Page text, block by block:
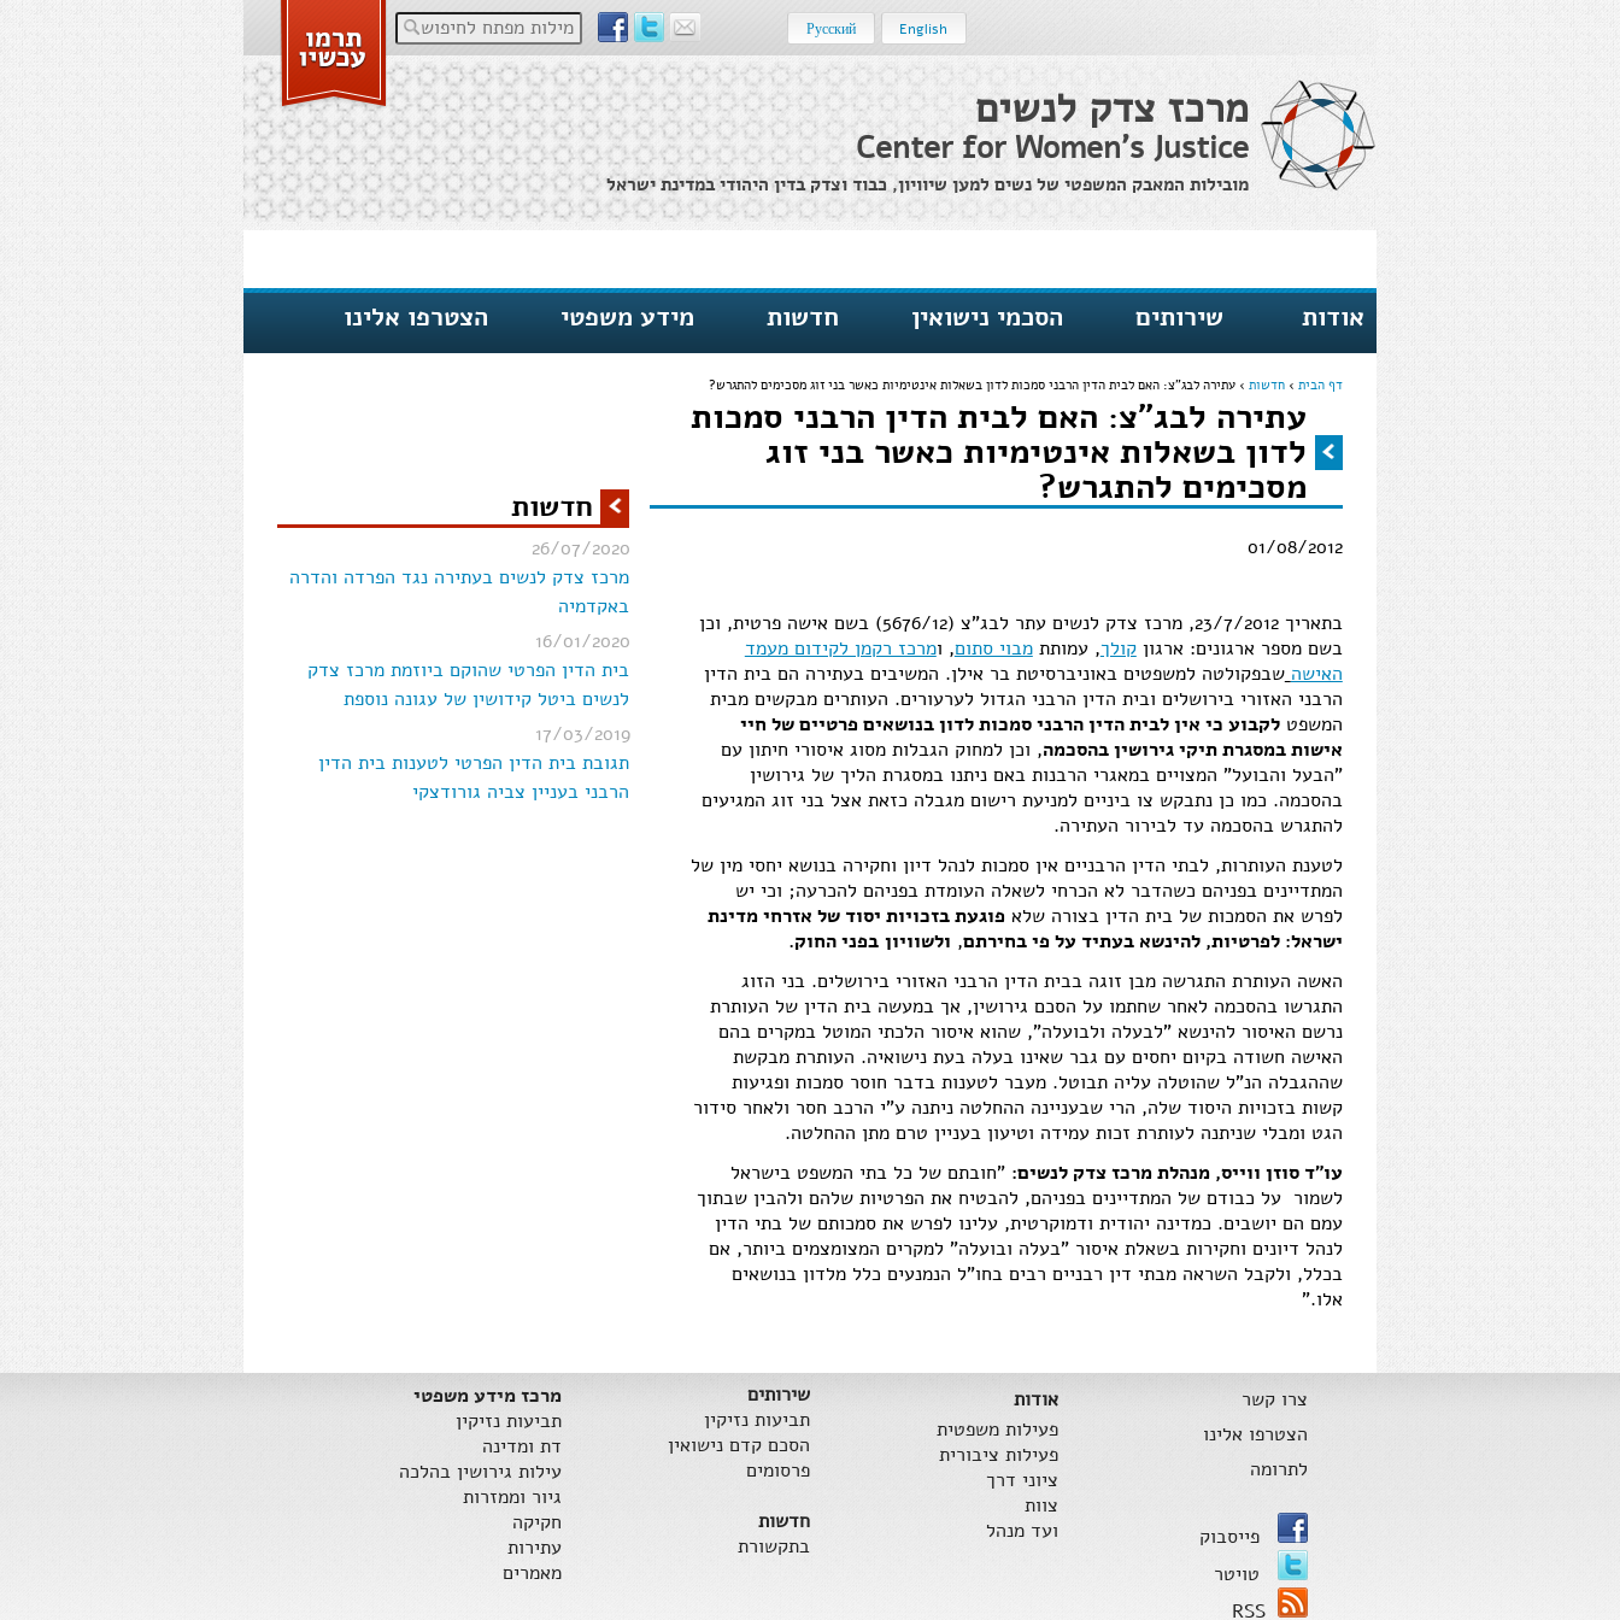
מילות מפתח לחיפוש English
Русский
מרכז צדק לנשים
Center for Women's Justice
מובילות המאבק המשפטי של נשים למען שיוויון, כבוד וצדק בדין היהודי במדינת ישראל
אודות שירותים הסכמי נישואין חדשות מידע משפטי הצטרפו אלינו
הינך נמצא כאן
דף הבית ›חדשות ›עתירה לבג"צ: האם לבית הדין הרבני סמכות לדון בשאלות אינטימיות כאשר בני זוג מסכימים להתגרש?
עתירה לבג"צ: האם לבית הדין הרבני סמכות
לדון בשאלות אינטימיות כאשר בני זוג
מסכימים להתגרש?
01/08/2012
בתאריך 23/7/2012, מרכז צדק לנשים עתר לבג"צ (5676/12) בשם אישה פרטית, וכן
בשם מספר ארגונים: ארגוןקולך, עמותתמבוי סתום, ומרכז רקמן לקידום מעמד
האישה שבפקולטה למשפטים באוניברסיטת בר אילן. המשיבים בעתירה הם בית הדין
הרבני האזורי בירושלים ובית הדין הרבני הגדול לערעורים. העותרים מבקשים מבית
המשפטלקבוע כי אין לבית הדין הרבני סמכות לדון בנושאים פרטיים של חיי
אישות במסגרת תיקי גירושין בהסכמה, וכן למחוק הגבלות מסוג איסורי חיתון עם
"הבעל והבועל" המצויים במאגרי הרבנות באם ניתנו במסגרת הליך של גירושין
בהסכמה. כמו כן נתבקש צו ביניים למניעת רישום מגבלה כזאת אצל בני זוג המגיעים
להתגרש בהסכמה עד לבירור העתירה.
לטענת העותרות, לבתי הדין הרבניים אין סמכות לנהל דיון וחקירה בנושא יחסי מין של
המתדיינים בפניהם כשהדבר לא הכרחי לשאלה העומדת בפניהם להכרעה; וכי יש
לפרש את הסמכות של בית הדין בצורה שלא פוגעת בזכויות יסוד של אזרחי מדינת
ישראל: לפרטיות, להינשא בעתיד על פי בחירתם, ולשוויון בפני החוק.
האשה העותרת התגרשה מבן זוגה בבית הדין הרבני האזורי בירושלים. בני הזוג
התגרשו בהסכמה לאחר שחתמו על הסכם גירושין, אך במעשה בית הדין של העותרת
נרשם האיסור להינשא "לבעלה ולבועלה", שהוא איסור הלכתי המוטל במקרים בהם
האישה חשודה בקיום יחסים עם גבר שאינו בעלה בעת נישואיה. העותרת מבקשת
שההגבלה הנ"ל שהוטלה עליה תבוטל. מעבר לטענות בדבר חוסר סמכות ופגיעות
קשות בזכויות היסוד שלה, הרי שבעניינה ההחלטה ניתנה ע"י הרכב חסר ולאחר סידור
הגט ומבלי שניתנה לעותרת זכות עמידה וטיעון בעניין טרם מתן ההחלטה.
עו"ד סוזן ווייס, מנהלת מרכז צדק לנשים: "חובתם של כל בתי המשפט בישראל
לשמור על כבודם של המתדיינים בפניהם, להבטיח את הפרטיות שלהם ולהבין שבתוך
עמם הם יושבים. כמדינה יהודית ודמוקרטית, עלינו לפרש את סמכותם של בתי הדין
לנהל דיונים וחקירות בשאלת איסור "בעלה ובועלה" למקרים המצומצמים ביותר, אם
בכלל, ולקבל השראה מבתי דין רבניים רבים בחו"ל הנמנעים כלל מלדון בנושאים
אלו."
חדשות
26/07/2020
מרכז צדק לנשים בעתירה נגד הפרדה והדרה
באקדמיה
16/01/2020
בית הדין הפרטי שהוקם ביוזמת מרכז צדק
לנשים ביטל קידושין של עגונה נוספת
17/03/2019
תגובת בית הדין הפרטי לטענות בית הדין
הרבני בעניין צביה גורודצקי
צרו קשר
הצטרפו אלינו
לתרומה
פייסבוק
טויטר
RSS
אודות
פעילות משפטית
פעילות ציבורית
ציוני דרך
צוות
ועד מנהל
שירותים
תביעות נזיקין
הסכם קדם נישואין
פרסומים
חדשות
בתקשורת
מרכז מידע משפטי
תביעות נזיקין
דת ומדינה
עילות גירושין בהלכה
גיור וממזרות
חקיקה
עתירות
מאמרים